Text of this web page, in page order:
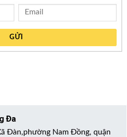
GỬI
Đa
Đàn,phường Nam Đồng, quận